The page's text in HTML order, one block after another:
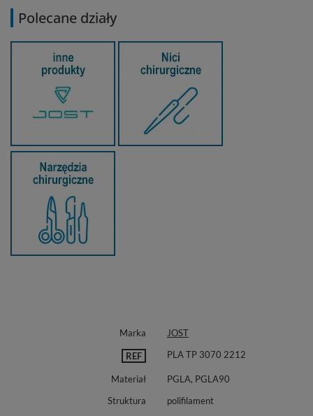
Polecane działy
Marka JOST
REF PLA TP 3070 2212
Materiał
PGLA, PGLA90
Struktura
polifilament